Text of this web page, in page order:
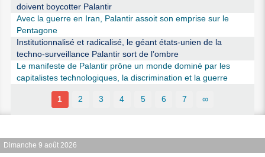
doivent boycotter Palantir
Avec la guerre en Iran, Palantir assoit son emprise sur le
Pentagone
Institutionnalisé et radicalisé, le géant états-unien de la
techno-surveillance Palantir sort de l’ombre
Le manifeste de Palantir prône un monde dominé par les
capitalistes technologiques, la discrimination et la guerre
1 2 3 4 5 6 7 ∞
Dimanche 9 août 2026